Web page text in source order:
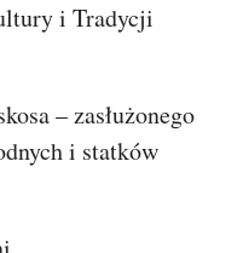
i Tradycji
– zasłużonego
i statków